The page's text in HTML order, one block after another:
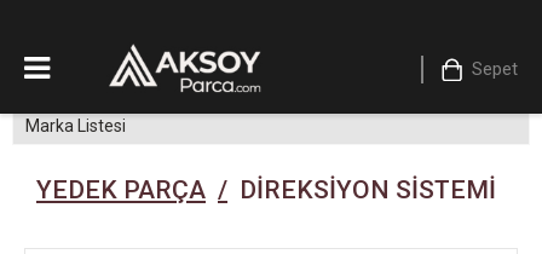
Sepet
Marka Listesi
YEDEK PARÇA / DIREKSIYON SISTEMI